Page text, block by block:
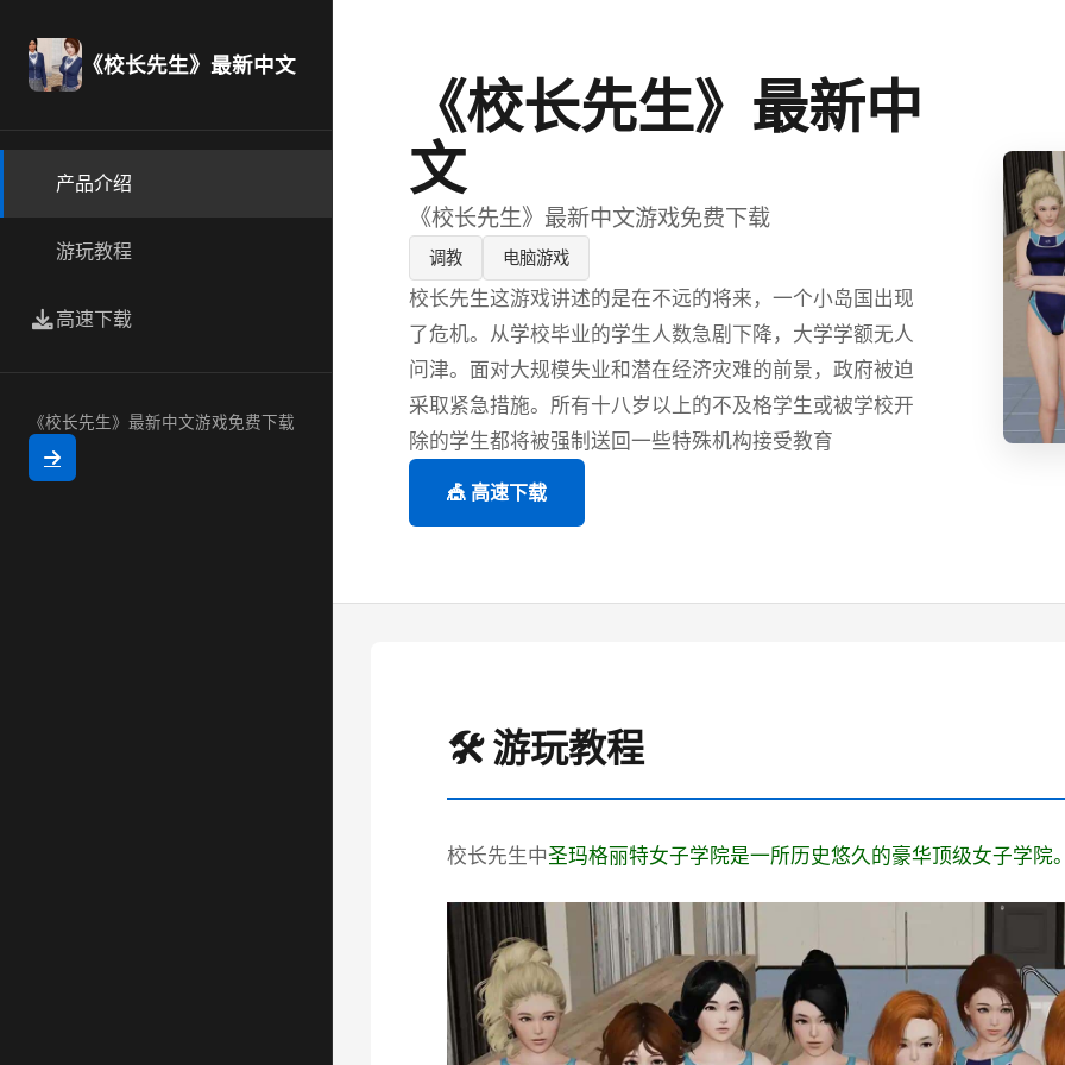
《校长先生》最新中文
产品介绍
游玩教程
高速下载
《校长先生》最新中文游戏免费下载
《校长先生》最新中
文
《校长先生》最新中文游戏免费下载
调教 电脑游戏
校长先生这游戏讲述的是在不远的将来，一个小岛国出现
了危机。从学校毕业的学生人数急剧下降，大学学额无人
问津。面对大规模失业和潜在经济灾难的前景，政府被迫
采取紧急措施。所有十八岁以上的不及格学生或被学校开
除的学生都将被强制送回一些特殊机构接受教育
🎪 高速下载
🛠️ 游玩教程
校长先生中圣玛格丽特女子学院是一所历史悠久的豪华顶级女子学院